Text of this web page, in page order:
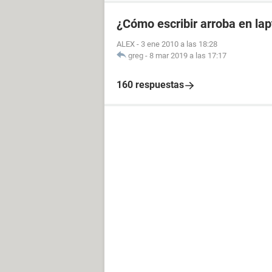
¿Cómo escribir arroba en
ALEX - 3 ene 2010 a las 18:28
greg - 8 mar 2019 a las 17:17
160 respuestas